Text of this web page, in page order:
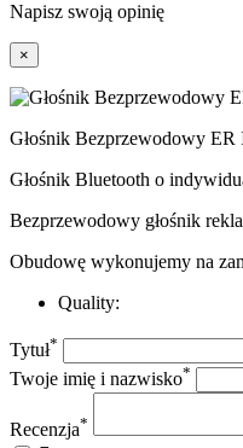
Napisz swoją opinię
×
Głośnik Bezprzewodowy
Głośnik Bluetooth o
Bezprzewodowy głośnik
Obudowę wykonujemy na
Quality:
Tytuł*
Twoje imię i nazwisko*
Recenzja*